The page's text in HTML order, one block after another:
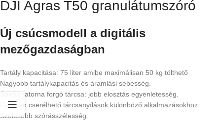
DJI Agras T50 granulátumszóró
Új csúcsmodell a digitális
mezőgazdaságban
Tartály kapacitása: 75 liter amibe maximálisan 50 kg tölthető
Nagyobb tartálykapacitás és áramlási sebesség.
Spirálcsatorna forgó tárcsa: jobb elosztás egyenletesség.
Gyorsan cserélhető tárcsanyílások különböző alkalmazásokhoz.
Szélesebb szórásszélesség.